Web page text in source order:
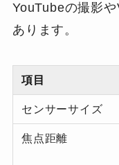
YouTubeの撮影
あります。
項目
センサーサイズ
焦点距離